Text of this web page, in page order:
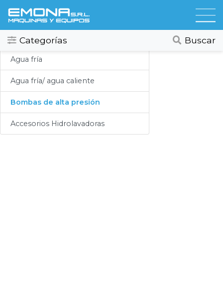
Categorías Buscar
Categorias
Todos
Compresores
Secadores
Hidrolavadoras
Hidrolavadoras
Ver todos
Agua fría
Agua fría/ agua caliente
Bombas de alta presión
Accesorios Hidrolavadoras
Lubricación